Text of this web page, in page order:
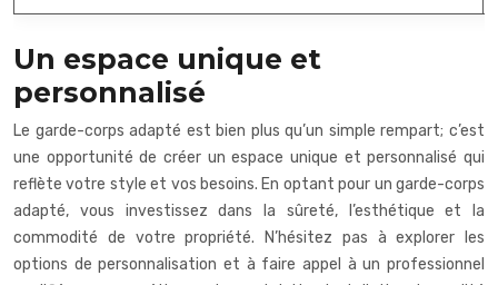
Un espace unique et
personnalisé
Le garde-corps adapté est bien plus qu’un simple rempart; c’est
une opportunité de créer un espace unique et personnalisé qui
reflète votre style et vos besoins. En optant pour un garde-corps
adapté, vous investissez dans la sûreté, l’esthétique et la
commodité de votre propriété. N’hésitez pas à explorer les
options de personnalisation et à faire appel à un professionnel